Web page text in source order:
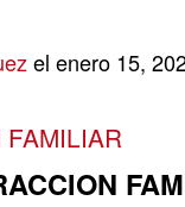
el enero 15,